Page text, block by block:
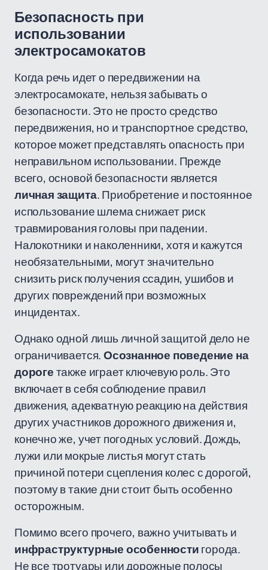
Безопасность при
использовании
электросамокатов
Когда речь идет о передвижении на
электросамокате, нельзя забывать о
безопасности. Это не просто средство
передвижения, но и транспортное средство,
которое может представлять опасность при
неправильном использовании. Прежде
всего, основой безопасности является
личная защита. Приобретение и постоянное
использование шлема снижает риск
травмирования головы при падении.
Налокотники и наколенники, хотя и кажутся
необязательными, могут значительно
снизить риск получения ссадин, ушибов и
других повреждений при возможных
инцидентах.
Однако одной лишь личной защитой дело не
ограничивается.Осознанное поведение на
дорогетакже играет ключевую роль. Это
включает в себя соблюдение правил
движения, адекватную реакцию на действия
других участников дорожного движения и,
конечно же, учет погодных условий. Дождь,
лужи или мокрые листья могут стать
причиной потери сцепления колес с дорогой,
поэтому в такие дни стоит быть особенно
осторожным.
Помимо всего прочего, важно учитывать и
инфраструктурные особенностигорода.
Не все тротуары или дорожные полосы